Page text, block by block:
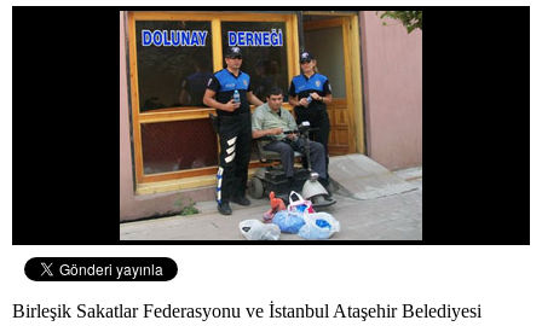
Birleşik Sakatlar Federasyonu ve İstanbul Ataşehir Belediyesi